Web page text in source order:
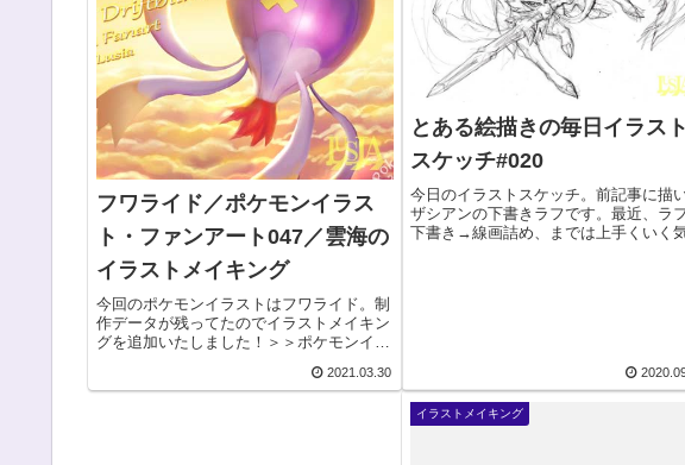
フワライド／ポケモンイラス
ト・ファンアート047／雲海の
イラストメイキング
今回のポケモンイラストはフワライド。制
作データが残ってたのでイラストメイキン
グを追加いたしました！＞＞ポケモンイラ
登場は、ポケットモンスター、ダイヤモン
2021.03.30
とある絵描きの毎日イラスト
スケッチ#020
今日のイラストスケッチ。前記事に描
ザシアンの下書きラフです。最近、ラ
下書き→線画詰め、までは上手くいく気
イラストメイキング